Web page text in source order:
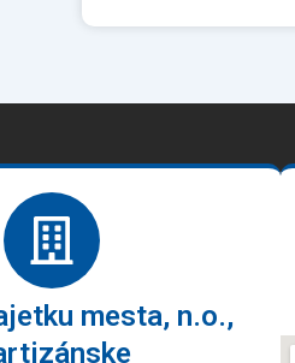
mesta, n.o.,